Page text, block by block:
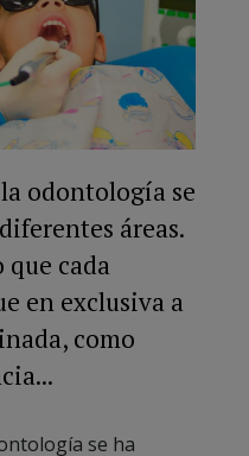
odontología se
áreas.
que cada
en exclusiva a
como
se ha